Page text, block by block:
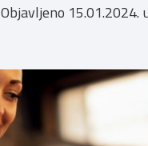
Objavljeno 15.01.2024.